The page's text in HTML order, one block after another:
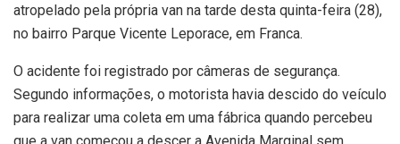
atropelado pela própria van na tarde desta quinta-feira (28),
no bairro Parque Vicente Leporace, em Franca.
O acidente foi registrado por câmeras de segurança.
Segundo informações, o motorista havia descido do veículo
para realizar uma coleta em uma fábrica quando percebeu